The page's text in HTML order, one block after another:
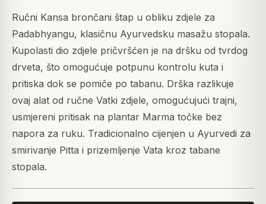
Ručni Kansa brončani štap u obliku zdjele za
Padabhyangu, klasičnu Ayurvedsku masažu stopala.
Kupolasti dio zdjele pričvršćen je na dršku od tvrdog
drveta, što omogućuje potpunu kontrolu kuta i
pritiska dok se pomiče po tabanu. Drška razlikuje
ovaj alat od ručne Vatki zdjele, omogućujući trajni,
usmjereni pritisak na plantar Marma točke bez
napora za ruku. Tradicionalno cijenjen u Ayurvedi za
smirivanje Pitta i prizemljenje Vata kroz tabane
stopala.